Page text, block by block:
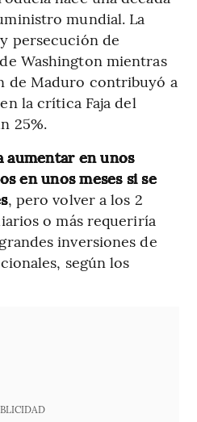
mundial. La
persecución de
Washington mientras
de Maduro contribuyó a
la crítica Faja del
25%.
aumentar en unos
en unos meses si se
, pero volver a los 2
o más requeriría
inversiones de
según los